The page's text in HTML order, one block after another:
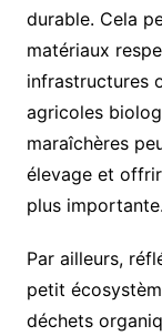
durable. Cela
matériaux
infrastructures
agricoles
maraîchères
élevage et
plus importante.
Par ailleurs,
petit
déchets